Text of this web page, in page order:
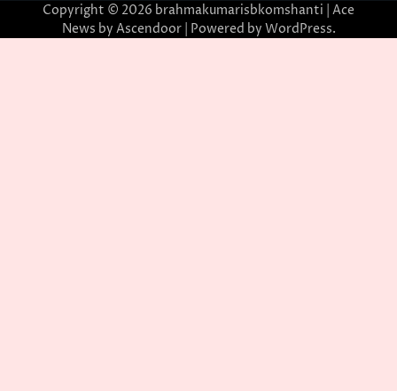
Copyright © 2026 brahmakumarisbkomshanti | Ace
News by Ascendoor| Powered by WordPress.